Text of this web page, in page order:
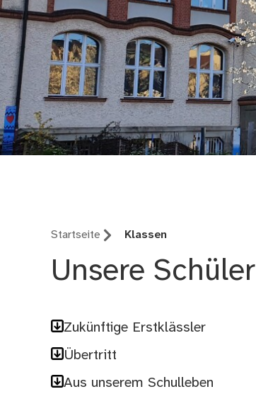
Startseite Klassen
Unsere Schüler
Zukünftige Erstklässler
Übertritt
Aus unserem Schulleben